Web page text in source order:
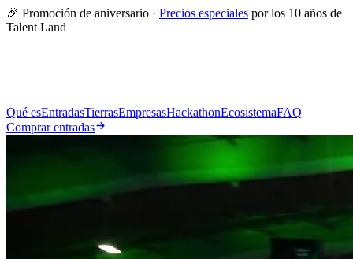
🎉 Promoción de aniversario · Precios especiales por los 10 años de
Talent Land
Qué esEntradasTierrasEmpresasHackathonEcosistemaFAQ
Comprar entradas